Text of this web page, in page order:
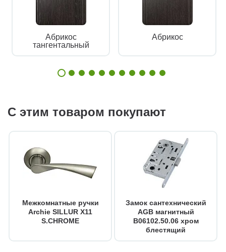
Абрикос
тангентальный
Абрикос
С этим товаром покупают
Межкомнатные ручки
Archie SILLUR X11
S.CHROME
Замок сантехнический
AGB магнитный
B06102.50.06 хром
блестящий